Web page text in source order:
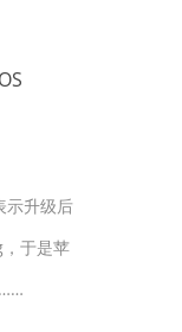
示升级后
于是苹